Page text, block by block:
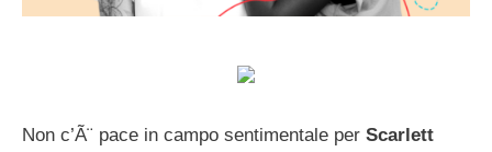
Non c’Ã¨ pace in campo sentimentale per Scarlett